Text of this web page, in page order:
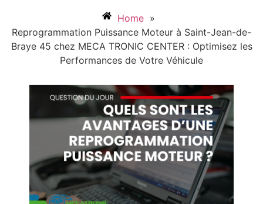
Home »
Reprogrammation Puissance Moteur à Saint-Jean-de-
Braye 45 chez MECA TRONIC CENTER : Optimisez les
Performances de Votre Véhicule